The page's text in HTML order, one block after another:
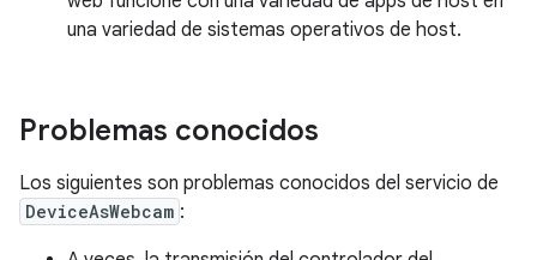
una variedad de sistemas operativos de host.
Problemas conocidos
Los siguientes son problemas conocidos del servicio de
DeviceAsWebcam :